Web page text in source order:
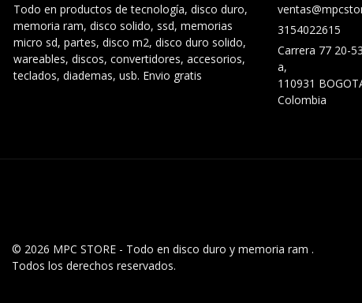
Todo en productos de tecnología, disco duro,
memoria ram, disco solido, ssd, memorias
micro sd, partes, disco m2, disco duro solido,
wareables, discos, convertidores, accesorios,
teclados, diademas, usb. Envio gratis
3154022615
Carrera 77 20-
a,
110931
Colombia
© 2026 MPC STORE - Todo en disco duro y memoria ram .
Todos los derechos reservados.